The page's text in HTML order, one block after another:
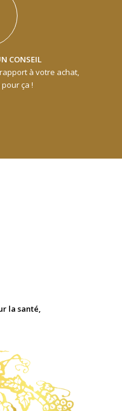
CONSEIL
à votre achat,
ça !
la santé,